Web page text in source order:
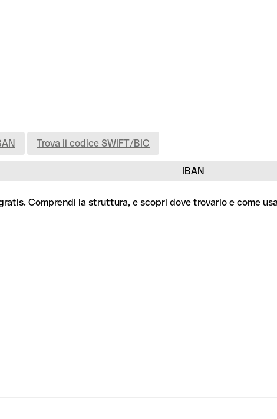
IBAN
Trova il codice SWIFT/BIC
Comprendi la struttura, e scopri dove trovarlo e come